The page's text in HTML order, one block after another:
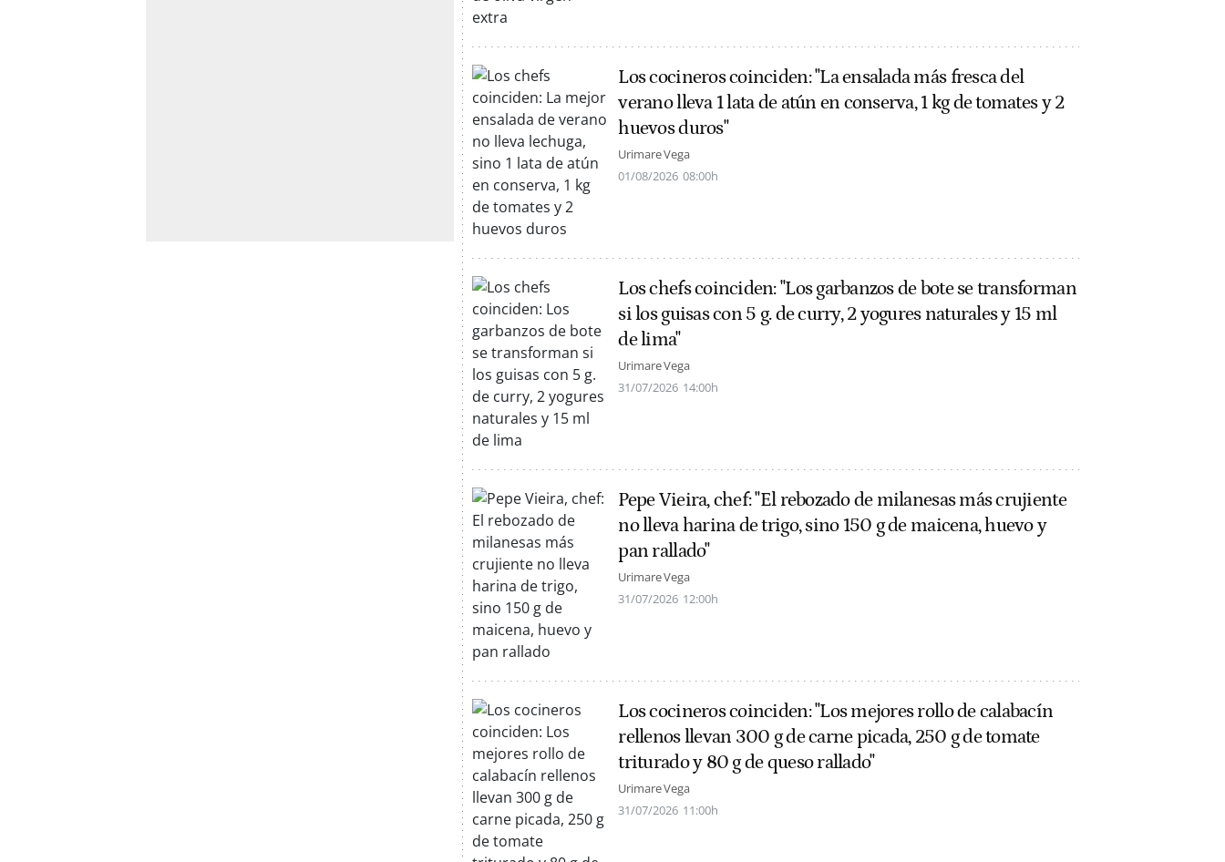
Los cocineros coinciden: "La ensalada más fresca del
verano lleva 1 lata de atún en conserva, 1 kg de tomates y 2
huevos duros"
Urimare Vega
01/08/2026 08:00h
Los chefs coinciden: "Los garbanzos de bote se transforman
si los guisas con 5 g. de curry, 2 yogures naturales y 15 ml
de lima"
Urimare Vega
31/07/2026 14:00h
Pepe Vieira, chef: "El rebozado de milanesas más crujiente
no lleva harina de trigo, sino 150 g de maicena, huevo y
pan rallado"
Urimare Vega
31/07/2026 12:00h
Los cocineros coinciden: "Los mejores rollo de calabacín
rellenos llevan 300 g de carne picada, 250 g de tomate
triturado y 80 g de queso rallado"
Urimare Vega
31/07/2026 11:00h